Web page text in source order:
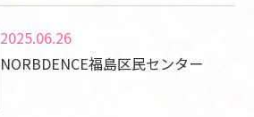
2025.06.26
NORBDENCE福島区民センター